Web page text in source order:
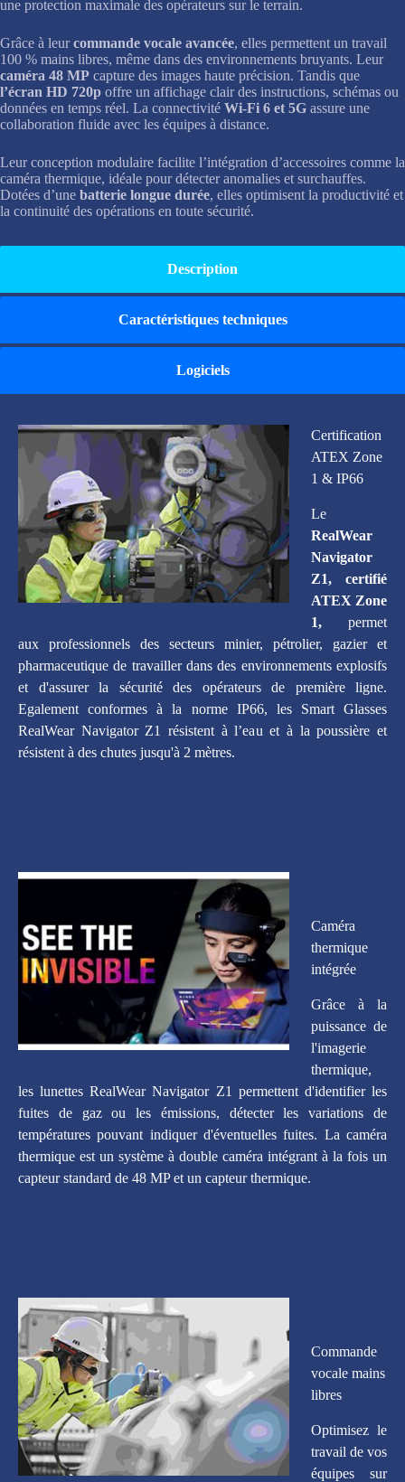
une protection maximale des opérateurs sur le terrain.
Grâce à leurcommande vocale avancée, elles permettent un travail
100 % mains libres, même dans des environnements bruyants. Leur
caméra 48 MP capture des images haute précision. Tandis que
l’écran HD 720p offre un affichage clair des instructions, schémas ou
données en temps réel. La connectivité Wi-Fi 6 et 5G assure une
collaboration fluide avec les équipes à distance.
Leur conception modulaire facilite l’intégration d’accessoires comme la
caméra thermique, idéale pour détecter anomalies et surchauffes.
Dotées d’une batterie longue durée, elles optimisent la productivité et
la continuité des opérations en toute sécurité.
Description
Caractéristiques techniques
Logiciels
Certification
ATEX Zone
1 & IP66
Le
RealWear
Navigator
Z1, certifié
ATEX Zone
1, permet
aux professionnels des secteurs minier, pétrolier, gazier et
pharmaceutique de travailler dans des environnements explosifs
et d'assurer la sécurité des opérateurs de première ligne.
Egalement conformes à la norme IP66, les Smart Glasses
RealWear Navigator Z1 résistent à l’eau et à la poussière et
résistent à des chutes jusqu'à 2 mètres.
Caméra
thermique
intégrée
Grâce à la
puissance de
l'imagerie
thermique,
les lunettes RealWear Navigator Z1 permettent d'identifier les
fuites de gaz ou les émissions, détecter les variations de
températures pouvant indiquer d'éventuelles fuites. La caméra
thermique est un système à double caméra intégrant à la fois un
capteur standard de 48 MP et un capteur thermique.
Commande
vocale mains
libres
Optimisez le
travail de vos
équipes sur